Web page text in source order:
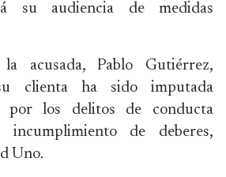
su audiencia de medidas
acusada, Pablo Gutiérrez,
clienta ha sido imputada
por los delitos de conducta
incumplimiento de deberes,
Uno.